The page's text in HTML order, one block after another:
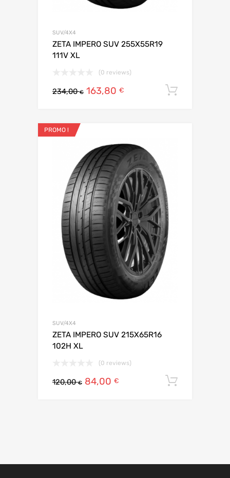
SUV/4X4
ZETA IMPERO SUV 255X55R19
111V XL
(0 reviews)
234,00€ 163,80 €
PROMO !
SUV/4X4
ZETA IMPERO SUV 215X65R16
102H XL
(0 reviews)
120,00€ 84,00 €